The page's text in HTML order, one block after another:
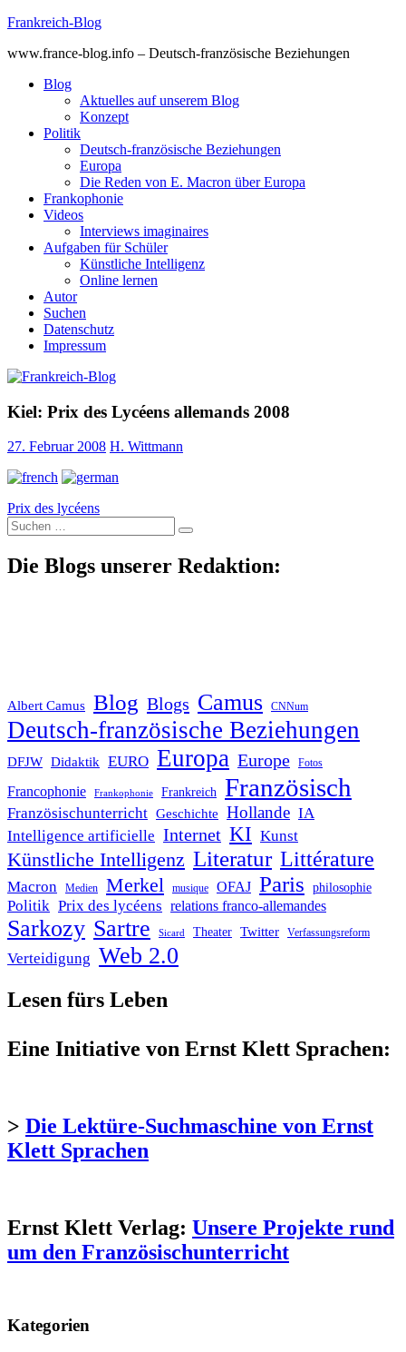
Skip
content
Frankreich-Blog
www.france-blog.info – Deutsch-französische Beziehungen
Blog
Aktuelles auf unserem Blog
Konzept
Politik
Deutsch-französische Beziehungen
Europa
Die Reden von E. Macron über Europa
Frankophonie
Videos
Interviews imaginaires
Aufgaben für Schüler
Künstliche Intelligenz
Online lernen
Autor
Suchen
Datenschutz
Impressum
Kiel: Prix des Lycéens allemands 2008
27. Februar 2008 H. Wittmann
Prix des lycéens
Suche
nach:
Die Blogs unserer Redaktion:
Albert Camus Blog Blogs Camus CNNum
Deutsch-französische Beziehungen
DFJW Didaktik EURO Europa Europe Fotos
Francophonie Frankophonie Frankreich Französisch
Französischunterricht Geschichte Hollande IA
Intelligence artificielle Internet KI Kunst
Künstliche Intelligenz Literatur Littérature
Macron Medien Merkel musique OFAJ Paris philosophie
Politik Prix des lycéens relations franco-allemandes
Sarkozy Sartre Sicard Theater Twitter Verfassungsreform
Verteidigung Web 2.0
Lesen fürs Leben
Eine Initiative von Ernst Klett Sprachen:
> Die Lektüre-Suchmaschine von Ernst
Klett Sprachen
Ernst Klett Verlag: Unsere Projekte rund
um den Französischunterricht
Kategorien